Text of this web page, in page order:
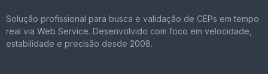
Solução profissional para busca e validação de CEPs em tempo
real via Web Service. Desenvolvido com foco em velocidade,
estabilidade e precisão desde 2008.